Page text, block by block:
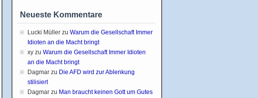
Neueste Kommentare
Lucki Müller zu Warum die Gesellschaft Immer
Idioten an die Macht bringt
xy zu Warum die Gesellschaft Immer Idioten
an die Macht bringt
Dagmar zu Die AFD wird zur Ablenkung
stilisiert
Dagmar zu Man braucht keinen Gott um Gutes